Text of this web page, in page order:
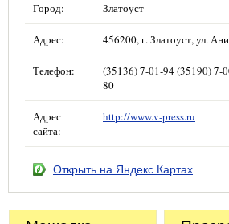
Город: Златоуст
Адрес: 456200, г. Златоуст, ул.
Телефон:
(35136) 7-01-94 (35190) 7-
80
Адрес
сайта:
http://www.v-press.ru
Открыть на Яндекс.Картах